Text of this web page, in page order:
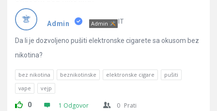
Pitanja
Admin Admin IT
Da li je dozvoljeno pušiti elektronske cigarete sa okusom bez
nikotina?
bez nikotina beznikotinske elektronske cigare
pušiti
vape
vejp
0 1 Odgovor 0 Prati